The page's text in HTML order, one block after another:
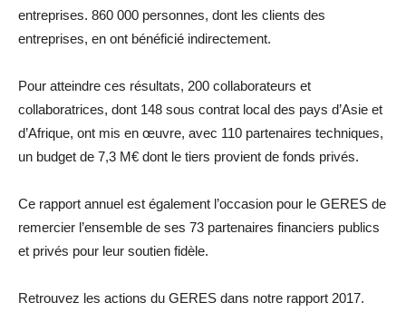
entreprises. 860 000 personnes, dont les clients des
entreprises, en ont bénéficié indirectement.
Pour atteindre ces résultats, 200 collaborateurs et
collaboratrices, dont 148 sous contrat local des pays d’Asie et
d’Afrique, ont mis en œuvre, avec 110 partenaires techniques,
un budget de 7,3 M€ dont le tiers provient de fonds privés.
Ce rapport annuel est également l’occasion pour le GERES de
remercier l’ensemble de ses 73 partenaires financiers publics
et privés pour leur soutien fidèle.
Retrouvez les actions du GERES dans notre rapport 2017.